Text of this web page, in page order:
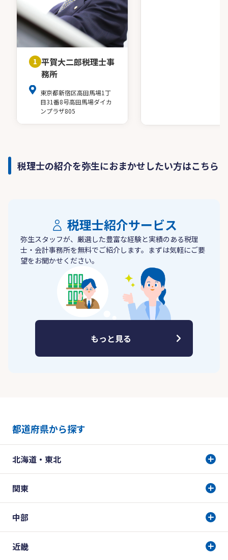
1 平賀大二郎税理士事
務所
東京都新宿区高田馬場1丁
目31番8号高田馬場ダイカ
ンプラザ805
税理士の紹介を弥生におまかせしたい方はこちら
税理士紹介サービス
弥生スタッフが、厳選した豊富な経験と実績のある税理
士・会計事務所を無料でご紹介します。まずは気軽にご要
望をお聞かせください。
もっと見る
都道府県から探す
北海道・東北
関東
中部
近畿